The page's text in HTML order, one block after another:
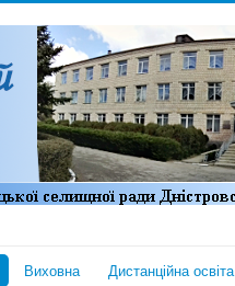
Виховна Дистанційна освіта